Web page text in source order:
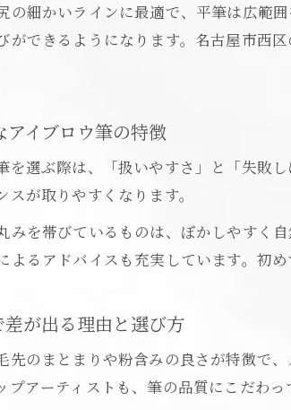
理想の眉を
アイブロウ筆
アイブロウ
の細かいラインに最適で、平筆は広範
ができるようになります。名古屋市西
イブロウ筆の特徴
を選ぶ際は、「扱いやすさ」と「失敗
が取りやすくなります。
みを帯びているものは、ぼかしやすく
よるアドバイスも充実しています。初
が出る理由と選び方
先のまとまりや粉含みの良さが特徴で
プアーティストも、筆の品質にこだわっ